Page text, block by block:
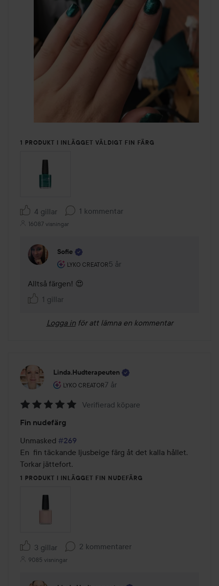
1 PRODUKT I INLÄGGET VÄLDIGT FIN FÄRG
4 gillar 1 kommentar
16087 visningar
Sofie
LYKO CREATOR
Användarens roll: Lyko Creator.
5 år
Kommentaren lades 5 år
Alltså färgen! 😍
1 gillar
Logga in för att lämna en kommentar
Linda.hudterapeuten
LYKO CREATOR
Användarens roll: Lyko Creator.
7 år
Inlägget skapades 7 år
5
av
5
Verifierad köpare
Fin nudefärg
Unmasked #269
En  fin täckande ljusbeige färg åt det kalla hållet.
Torkar jättefort.
1 PRODUKT I INLÄGGET FIN NUDEFÄRG
3 gillar 2 kommentarer
9085 visningar